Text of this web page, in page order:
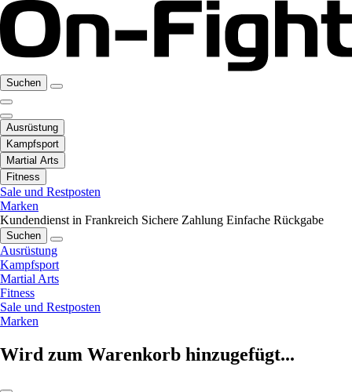
Suchen
Ausrüstung
Kampfsport
Martial Arts
Fitness
Sale und Restposten
Marken
Kundendienst in Frankreich Sichere Zahlung Einfache Rückgabe
Suchen
Ausrüstung
Kampfsport
Martial Arts
Fitness
Sale und Restposten
Marken
Wird zum Warenkorb hinzugefügt...